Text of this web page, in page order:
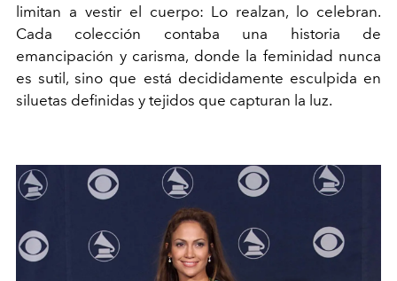
limitan a vestir el cuerpo: Lo realzan, lo celebran.
Cada colección contaba una historia de
emancipación y carisma, donde la feminidad nunca
es sutil, sino que está decididamente esculpida en
siluetas definidas y tejidos que capturan la luz.